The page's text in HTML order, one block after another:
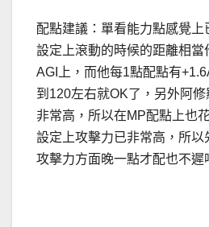
配點建議：單看能力點感覺
設定上滾動的時候的距離相當
AGI上，而他每1點配點有
到120左右就OK了，另外阿
非常高，所以在MP配點上也
設定上攻擊力已非常高，所以
攻擊力方面晚一點才配也不遲